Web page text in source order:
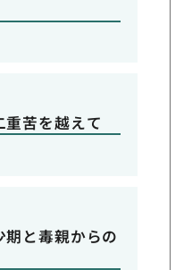
苦を越えて
期と毒親からの